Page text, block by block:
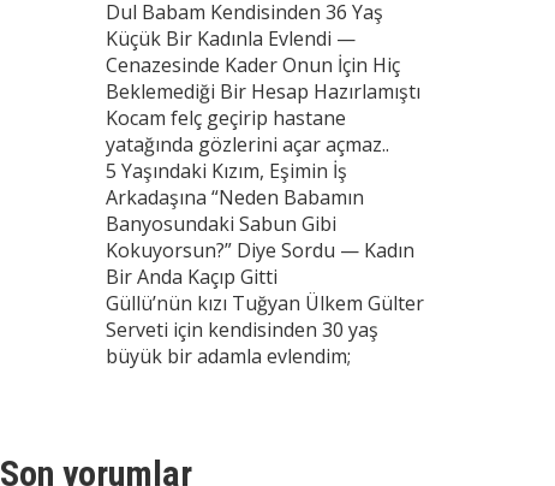
Dul Babam Kendisinden 36 Yaş
Küçük Bir Kadınla Evlendi —
Cenazesinde Kader Onun İçin Hiç
Beklemediği Bir Hesap Hazırlamıştı
Kocam felç geçirip hastane
yatağında gözlerini açar açmaz..
5 Yaşındaki Kızım, Eşimin İş
Arkadaşına “Neden Babamın
Banyosundaki Sabun Gibi
Kokuyorsun?” Diye Sordu — Kadın
Bir Anda Kaçıp Gitti
Güllü’nün kızı Tuğyan Ülkem Gülter
Serveti için kendisinden 30 yaş
büyük bir adamla evlendim;
Son yorumlar